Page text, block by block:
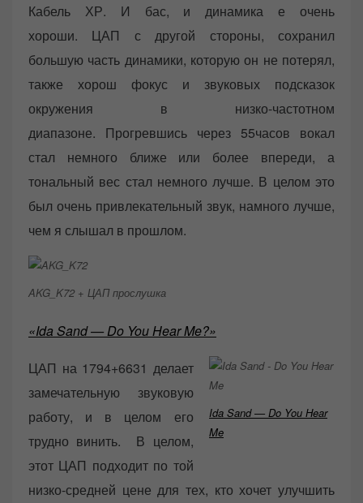
Кабель ХР. И бас, и динамика е очень
хороши. ЦАП с другой стороны, сохранил
большую часть динамики, которую он не потерял,
также хорош фокус и звуковых подсказок
окружения в низко-частотном
диапазоне. Прогревшись через 55часов вокал
стал немного ближе или более впереди, а
тональный вес стал немного лучше. В целом это
был очень привлекательный звук, намного лучше,
чем я слышал в прошлом.
AKG_K72 + ЦАП прослушка
«Ida Sand — Do You Hear Me?»
Ida Sand — Do You Hear
Me
ЦАП на 1794+6631 делает
замечательную звуковую
работу, и в целом его
трудно винить. В целом,
этот ЦАП подходит по той
низко-средней цене для тех, кто хочет улучшить